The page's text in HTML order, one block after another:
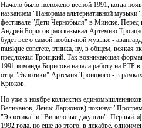
Начало было положено весной 1991, когда
названием "Панорама альтернативной
фестивале "Дети Чернобыля" в Минске.
Андрей Борисов рассказывал Артемию
будет все о самой необычной музыке -
musique concrete, этника, ну, в общем, всякая
предложил Троицкий. Так возникающая
1991 команда Борисова начала работу на РТР
отца "Экзотики" Артемия Троицкого - в
Крюков.
Но уже в ноябре коллектив
Великанов, Денис Ларионов) покинул
"Экзотика" и "Виниловые джунгли". Первый
1992 года, но еще до этого, в декабре,